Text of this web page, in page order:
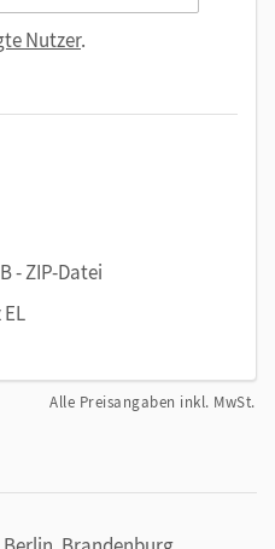
Nutzer.
- ZIP-Datei
Alle Preisangaben inkl. MwSt.